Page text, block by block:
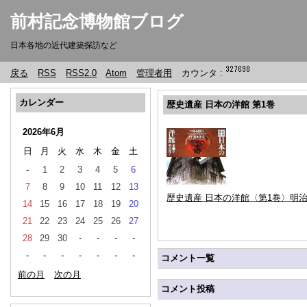
前村記念博物館ブログ
日本各地の近代建築探訪など
戻る RSS RSS2.0 Atom 管理者用 カウンタ :
カレンダー
2026年6月
日
月 火 水 木 金
土
-
1 2 3 4 5
6
7
8 9 10 11 12
13
14
15 16 17 18 19
20
21
22 23 24 25 26
27
28
29 30 - - -
-
-
- - - - -
-
前の月
次の月
歴史遺産 日本の洋館 第1巻
歴史遺産 日本の洋館〈第1巻〉明
コメント一覧
コメント投稿